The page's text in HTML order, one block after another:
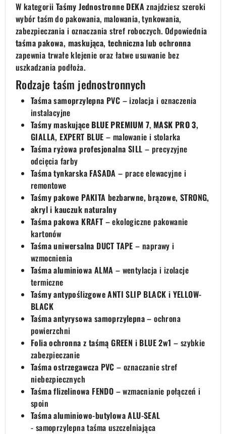
W kategorii Taśmy Jednostronne DEKAznajdziesz szeroki
wybór taśm do pakowania, malowania, tynkowania,
zabezpieczania i oznaczania stref roboczych. Odpowiednia
taśma pakowa, maskująca, techniczna lub ochronna
zapewnia trwałe klejenie oraz łatwe usuwanie bez
uszkadzania podłoża.
Rodzaje taśm jednostronnych
Taśma samoprzylepna PVC – izolacja i oznaczenia
instalacyjne
Taśmy maskujące BLUE PREMIUM 7, MASK PRO 3,
GIALLA, EXPERT BLUE – malowanie i stolarka
Taśma ryżowa profesjonalna SILL – precyzyjne
odcięcia farby
Taśma tynkarska FASADA – prace elewacyjne i
remontowe
Taśmy pakowe PAKITA bezbarwne, brązowe, STRONG,
akryl i kauczuk naturalny
Taśma pakowa KRAFT – ekologiczne pakowanie
kartonów
Taśma uniwersalna DUCT TAPE – naprawy i
wzmocnienia
Taśma aluminiowa ALMA – wentylacja i izolacje
termiczne
Taśmy antypoślizgowe ANTI SLIP BLACK i YELLOW-
BLACK
Taśma antyrysowa samoprzylepna– ochrona
powierzchni
Folia ochronna z taśmą GREEN i BLUE 2w1 – szybkie
zabezpieczanie
Taśma ostrzegawcza PVC – oznaczanie stref
niebezpiecznych
Taśma flizelinowa FENDO – wzmacnianie połączeń i
spoin
Taśma aluminiowo-butylowa ALU-SEAL
- samoprzylepna taśma uszczelniająca